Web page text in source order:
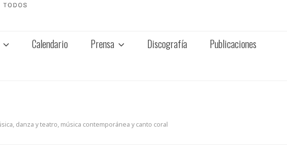
Calendario Prensa Discografía Publicaciones
danza y teatro, música contemporánea y canto coral